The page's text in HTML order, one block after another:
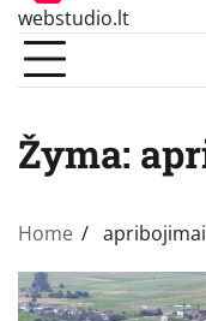
webstudio.lt
Žyma:
Home apribojimai